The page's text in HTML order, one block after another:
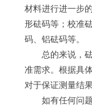
材料进行进一步
形砝码等；校准
码、铝砝码等。
总的来说，
准需求。根据具
对于保证测量结
如有任何问